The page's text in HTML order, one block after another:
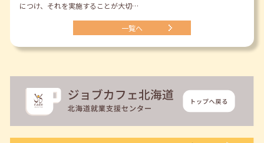
につけ、それを実施することが大切…
一覧へ